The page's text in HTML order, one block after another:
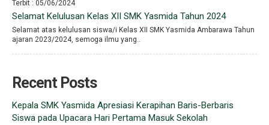
Terbit : 05/06/2024
Selamat Kelulusan Kelas XII SMK Yasmida Tahun 2024
Selamat atas kelulusan siswa/i Kelas XII SMK Yasmida Ambarawa Tahun
ajaran 2023/2024, semoga ilmu yang..
Recent Posts
Kepala SMK Yasmida Apresiasi Kerapihan Baris-Berbaris
Siswa pada Upacara Hari Pertama Masuk Sekolah